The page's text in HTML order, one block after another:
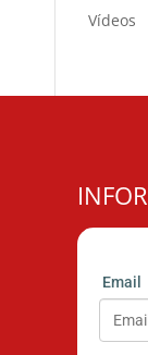
Vídeos
Email